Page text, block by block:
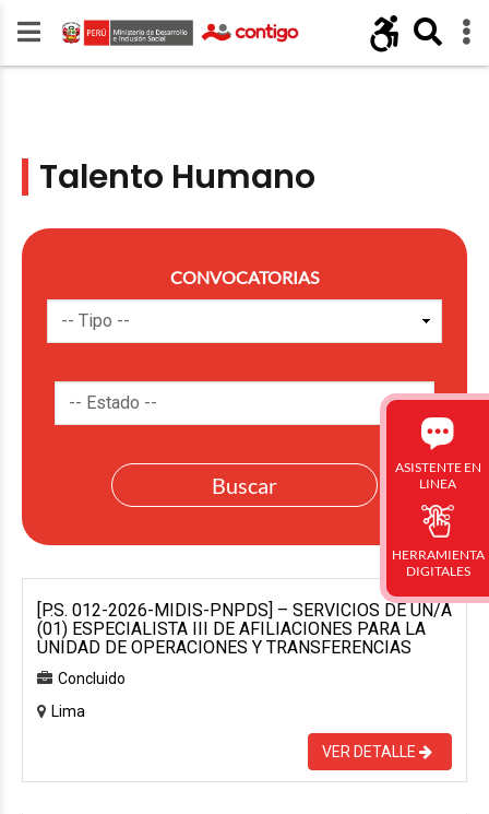
Talento Humano
CONVOCATORIAS
[P.S. 012-2026-MIDIS-PNPDS] – SERVICIOS DE UN/A
(01) ESPECIALISTA III DE AFILIACIONES PARA LA
UNIDAD DE OPERACIONES Y TRANSFERENCIAS
Concluido
Lima
VER DETALLE
ASISTENTE EN
LINEA
HERRAMIENTA
DIGITALES